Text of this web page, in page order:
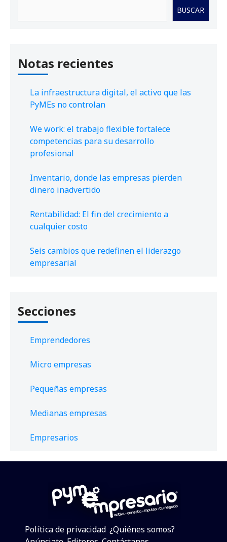
BUSCAR
Notas recientes
La infraestructura digital, el activo que las
PyMEs no controlan
We work: el trabajo flexible fortalece
competencias para su desarrollo
profesional
Inventario, donde las empresas pierden
dinero inadvertido
Rentabilidad: El fin del crecimiento a
cualquier costo
Seis cambios que redefinen el liderazgo
empresarial
Secciones
Emprendedores
Micro empresas
Pequeñas empresas
Medianas empresas
Empresarios
Política de privacidad ¿Quiénes somos?